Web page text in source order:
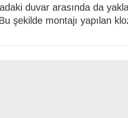
duvar arasında da
şekilde montajı yapılan